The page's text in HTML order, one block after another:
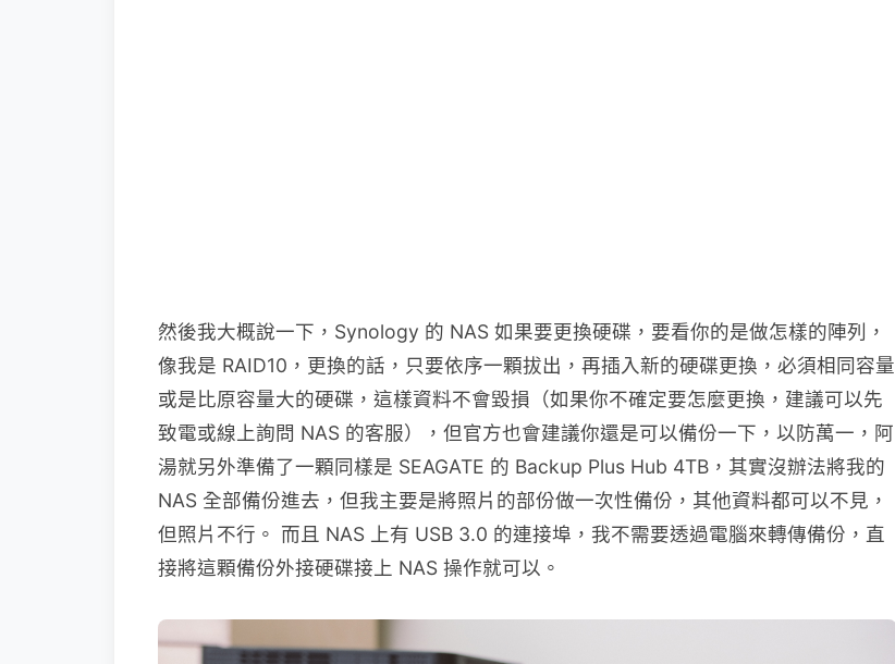
然後我大概說一下，Synology 的 NAS 如果要更換硬碟，要看你的是做怎樣的陣列，
像我是 RAID10，更換的話，只要依序一顆拔出，再插入新的硬碟更換，必須相同容量
或是比原容量大的硬碟，這樣資料不會毀損（如果你不確定要怎麼更換，建議可以先
致電或線上詢問 NAS 的客服），但官方也會建議你還是可以備份一下，以防萬一，阿
湯就另外準備了一顆同樣是 SEAGATE 的 Backup Plus Hub 4TB，其實沒辦法將我的
NAS 全部備份進去，但我主要是將照片的部份做一次性備份，其他資料都可以不見，
但照片不行。 而且 NAS 上有 USB 3.0 的連接埠，我不需要透過電腦來轉傳備份，直
接將這顆備份外接硬碟接上 NAS 操作就可以。